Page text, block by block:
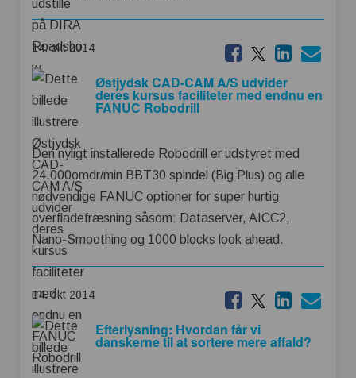
14. okt 2014
Østjydsk CAD-CAM A/S udvider
deres kursus faciliteter med endnu en
FANUC Robodrill
Den nyligt installerede Robodrill er udstyret med
24.000omdr/min BBT30 spindel (Big Plus) og alle
nødvendige FANUC optioner for super hurtig
overfladefræsning såsom: Dataserver, AICC2,
Nano-Smoothing og 1000 blocks look ahead.
14. okt 2014
Efterlysning: Hvordan får vi
danskerne til at sortere mere affald?